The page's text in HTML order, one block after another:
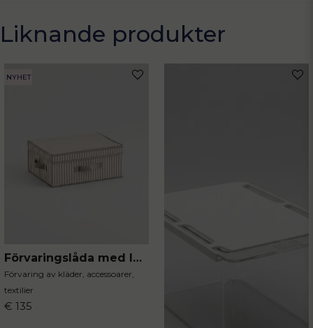
email
Mejladress
Skicka fråga
Liknande produkter
Förvaringslåda med lock stripe 38 cm
Förvaring av kläder, accessoarer,
textilier
€ 135
NYHET